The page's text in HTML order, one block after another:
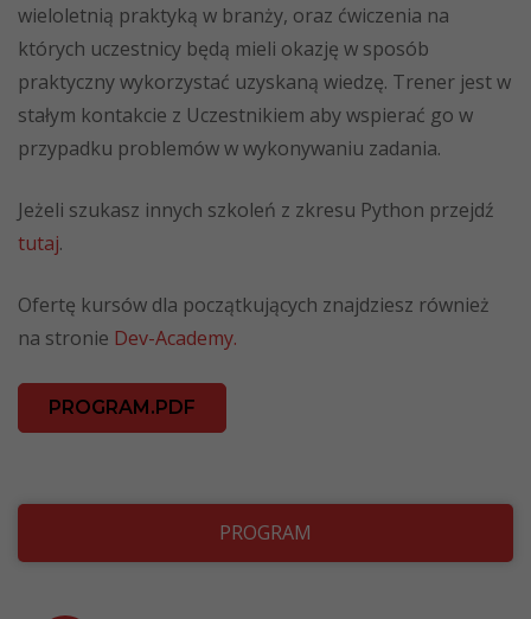
wieloletnią praktyką w branży, oraz ćwiczenia na
których uczestnicy będą mieli okazję w sposób
praktyczny wykorzystać uzyskaną wiedzę. Trener jest w
stałym kontakcie z Uczestnikiem aby wspierać go w
przypadku problemów w wykonywaniu zadania.
Jeżeli szukasz innych szkoleń z zkresu Python przejdź
tutaj.
Ofertę kursów dla początkujących znajdziesz również
na stronie Dev-Academy.
PROGRAM.PDF
PROGRAM